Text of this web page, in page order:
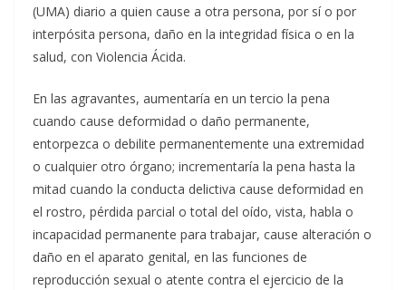
(UMA) diario a quien cause a otra persona, por sí o por
interpósita persona, daño en la integridad física o en la
salud, con Violencia Ácida.
En las agravantes, aumentaría en un tercio la pena
cuando cause deformidad o daño permanente,
entorpezca o debilite permanentemente una extremidad
o cualquier otro órgano; incrementaría la pena hasta la
mitad cuando la conducta delictiva cause deformidad en
el rostro, pérdida parcial o total del oído, vista, habla o
incapacidad permanente para trabajar, cause alteración o
daño en el aparato genital, en las funciones de
reproducción sexual o atente contra el ejercicio de la